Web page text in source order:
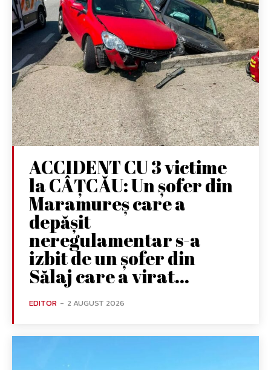
ACCIDENT CU 3 victime
la CÂȚCĂU: Un șofer din
Maramureș care a
depășit
neregulamentar s-a
izbit de un șofer din
Sălaj care a virat...
EDITOR - 2 AUGUST 2026